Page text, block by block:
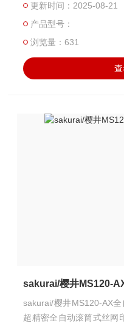
点考虑到以下特点：省力
料也能实现无刮伤输送功能
更新时间：2025-08-21
产品型号：
浏览量：631
sakurai/樱井MS120-
sakurai/樱井MS120-AX
超精密全自动滚筒式丝网